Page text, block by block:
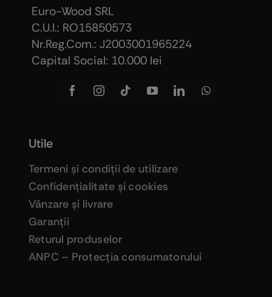
Euro-Wood SRL
C.U.I.: RO15850573
Nr.Reg.Com.: J2003001965224
Capital Social: 10.000 lei
Utile
Termeni şi condiţii de utilizare
Confidenţialitate şi cookies
Vânzare şi livrare
Garanţii
Returul produselor
ANPC – Protecţia consumatorului